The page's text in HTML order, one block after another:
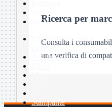
VGA
USB2
Mostra tutti i
prodotti
A/A Maschio
Stampante
Ricerca per
Consulta i
una verifica di